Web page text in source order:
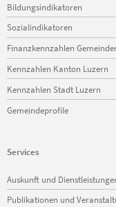
Bildungsindikatoren
Sozialindikatoren
Finanzkennzahlen
Kennzahlen Kanton Luzern
Kennzahlen Stadt Luzern
Gemeindeprofile
Services
Navigation
überspringen
Auskunft und
Publikationen und